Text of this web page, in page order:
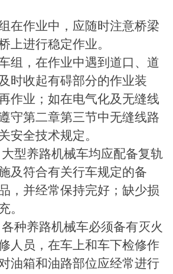
在作业中，应随时注意桥梁
上进行稳定作业。
组，在作业中遇到道口、道
时收起有碍部分的作业装
作业；如在电气化及无缝线
守第二章第三节中无缝线路
安全技术规定。
型养路机械车均应配备复轨
及符合有关行车规定的备
，并经常保持完好；缺少损
。
种养路机械车必须备有灭火
人员，在车上和车下检修作
油箱和油路部位应经常进行